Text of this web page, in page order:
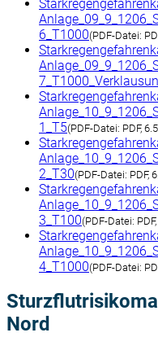
6_T1000(PDF-Datei:
1_T5(PDF-Datei: PDF,
2_T30(PDF-Datei: PDF,
3_T100(PDF-Datei:
4_T1000(PDF-Datei:
Nord